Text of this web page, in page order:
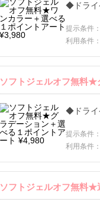
◆ドライ
提示条件
利用条件
ソフトジェルオフ無料★
◆ドライ
提示条件
利用条件
ソフトジェルオフ無料★